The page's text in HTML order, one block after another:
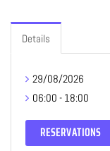
Details
29/08/2026
06:00 - 18:00
RESERVATIONS